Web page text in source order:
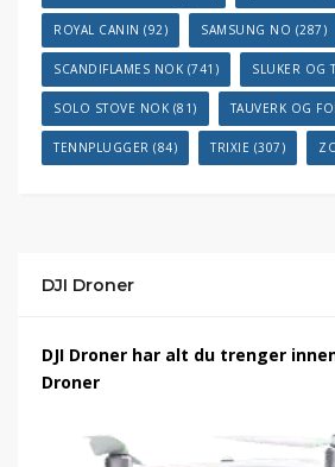
ROYAL CANIN (92) SAMSUNG NO (287)
SCANDIFLAMES NOK (741) SLUKER OG
SOLO STOVE NOK (81) TAUVERK OG
TENNPLUGGER (84) TRIXIE (307)
DJI Droner
DJI Droner har alt du trenger
Droner